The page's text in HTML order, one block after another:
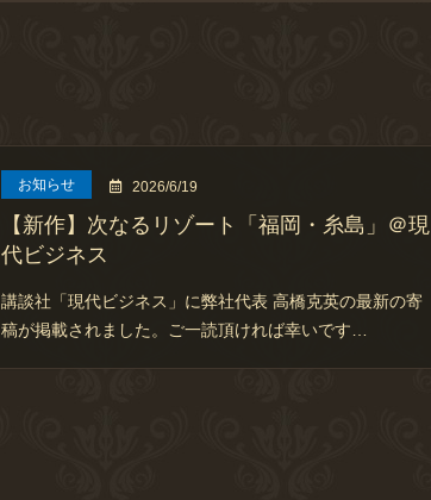
お知らせ 2026/6/19
【新作】次なるリゾート「福岡・糸島」＠現
代ビジネス
講談社「現代ビジネス」に弊社代表 高橋克英の最新の寄
稿が掲載されました。ご一読頂ければ幸いです…